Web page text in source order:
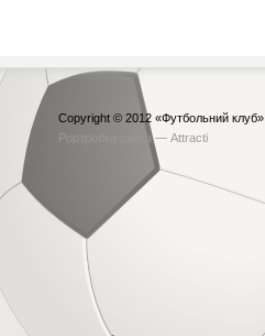
Copyright © 2012 «Футбольний клуб»
Рорзробка сайта — Attracti